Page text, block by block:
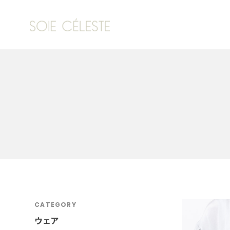
CATEGORY
ウェア